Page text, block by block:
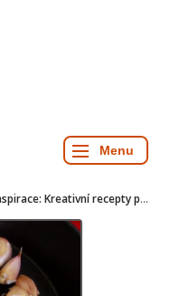
recepty pro obložené topinky a nadýchané langoše